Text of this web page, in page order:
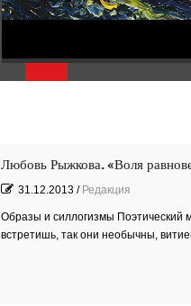
Любовь Рыжкова. «Воля
31.12.2013/ Редакция
Образы и силлогизмы Поэтический
встретишь, так они необычны,